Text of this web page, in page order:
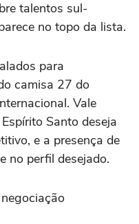
talentos sul-
no topo da lista.
para
camisa 27 do
Vale
Santo deseja
e a presença de
no perfil desejado.